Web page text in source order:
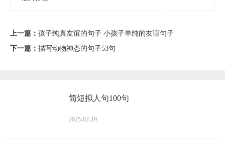
上一篇： 孩子纯真友谊的句子 小孩子单纯的友谊句子
下一篇： 描写动物神态的句子53句
简短拟人句100句
2025-02-19